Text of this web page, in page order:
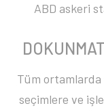
ABD askeri
Tüm
seçimlere ve